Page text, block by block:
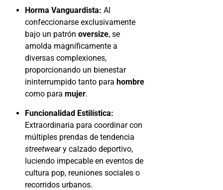
Horma Vanguardista: Al
confeccionarse exclusivamente
bajo un patrón oversize, se
amolda magníficamente a
diversas complexiones,
proporcionando un bienestar
ininterrumpido tanto para hombre
como para mujer.
Funcionalidad Estilística:
Extraordinaria para coordinar con
múltiples prendas de tendencia
streetweary calzado deportivo,
luciendo impecable en eventos de
cultura pop, reuniones sociales o
recorridos urbanos.